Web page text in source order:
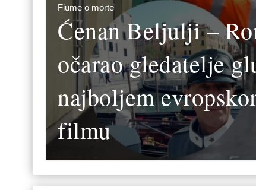
Fiume o morte
Ćenan Beljulji –
očarao gledatelje
najboljem
filmu